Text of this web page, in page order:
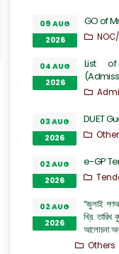
09 AUG
2026
GO of
04 AUG
2026
List of
03 AUG
2026
DUET
02 AUG
2026
e-GP
02 AUG
2026
“জুলাই
খ্রি. তারিখ
আলোচনা
Others